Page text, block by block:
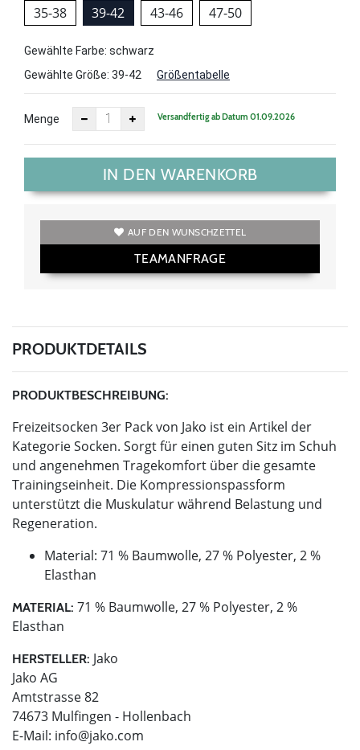
35-38 39-42 43-46 47-50
Gewählte Farbe: schwarz
Gewählte Größe: 39-42 Größentabelle
Menge Versandfertig ab Datum 01.09.2026
IN DEN WARENKORB
AUF DEN WUNSCHZETTEL
TEAMANFRAGE
PRODUKTDETAILS
PRODUKTBESCHREIBUNG:
Freizeitsocken 3er Pack von Jako ist ein Artikel der
Kategorie Socken. Sorgt für einen guten Sitz im Schuh
und angenehmen Tragekomfort über die gesamte
Trainingseinheit. Die Kompressionspassform
unterstützt die Muskulatur während Belastung und
Regeneration.
Material: 71 % Baumwolle, 27 % Polyester, 2 %
Elasthan
MATERIAL: 71 % Baumwolle, 27 % Polyester, 2 %
Elasthan
HERSTELLER: Jako
Jako AG
Amtstrasse 82
74673 Mulfingen - Hollenbach
E-Mail: info@jako.com